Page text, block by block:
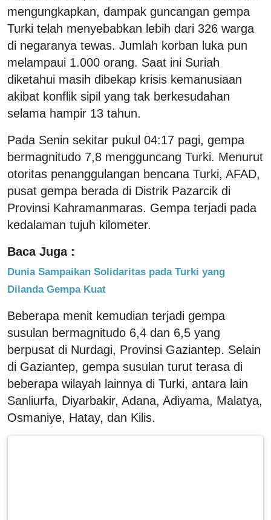
mengungkapkan, dampak guncangan gempa
Turki telah menyebabkan lebih dari 326 warga
di negaranya tewas. Jumlah korban luka pun
melampaui 1.000 orang. Saat ini Suriah
diketahui masih dibekap krisis kemanusiaan
akibat konflik sipil yang tak berkesudahan
selama hampir 13 tahun.
Pada Senin sekitar pukul 04:17 pagi, gempa
bermagnitudo 7,8 mengguncang Turki. Menurut
otoritas penanggulangan bencana Turki, AFAD,
pusat gempa berada di Distrik Pazarcik di
Provinsi Kahramanmaras. Gempa terjadi pada
kedalaman tujuh kilometer.
Baca Juga :
Dunia Sampaikan Solidaritas pada Turki yang
Dilanda Gempa Kuat
Beberapa menit kemudian terjadi gempa
susulan bermagnitudo 6,4 dan 6,5 yang
berpusat di Nurdagi, Provinsi Gaziantep. Selain
di Gaziantep, gempa susulan turut terasa di
beberapa wilayah lainnya di Turki, antara lain
Sanliurfa, Diyarbakir, Adana, Adiyama, Malatya,
Osmaniye, Hatay, dan Kilis.